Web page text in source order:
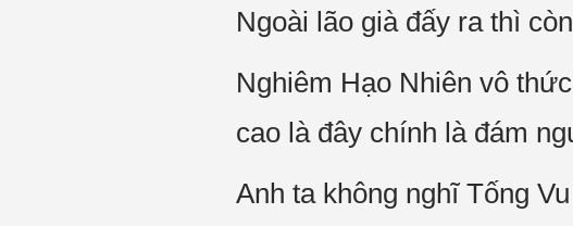
Ngoài lão già đấy ra thì
Nghiêm Hạo Nhiên vô
cao là đây chính là đám
Anh ta không nghĩ Tống